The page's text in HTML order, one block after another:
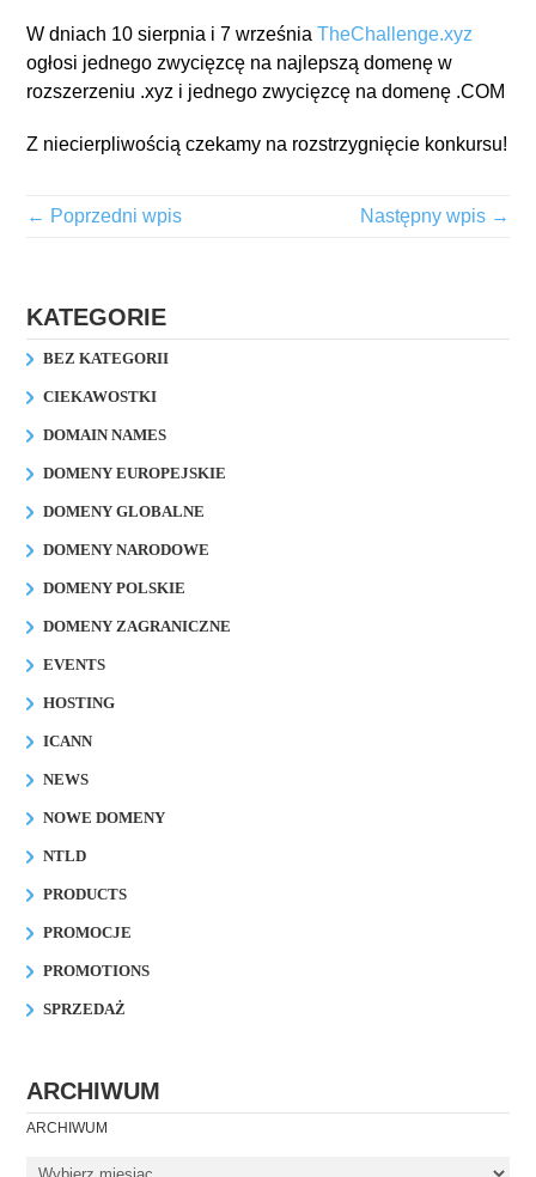
W dniach 10 sierpnia i 7 wrześniaTheChallenge.xyz
ogłosi jednego zwycięzcę na najlepszą domenę w
rozszerzeniu .xyz i jednego zwycięzcę na domenę .COM
Z niecierpliwością czekamy na rozstrzygnięcie konkursu!
← Poprzedni wpis Następny wpis →
KATEGORIE
BEZ KATEGORII
CIEKAWOSTKI
DOMAIN NAMES
DOMENY EUROPEJSKIE
DOMENY GLOBALNE
DOMENY NARODOWE
DOMENY POLSKIE
DOMENY ZAGRANICZNE
EVENTS
HOSTING
ICANN
NEWS
NOWE DOMENY
NTLD
PRODUCTS
PROMOCJE
PROMOTIONS
SPRZEDAŻ
ARCHIWUM
ARCHIWUM